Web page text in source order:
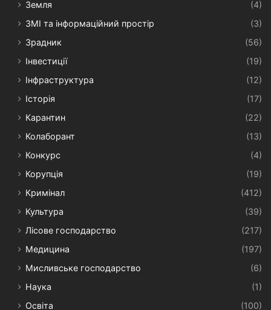
Земля
(4)
ЗМІ та інформаційний простір
(3)
Зрадник
(56)
Інвестиції
(19)
Інфраструктура
(12)
Історія
(17)
Карантин
(22)
Колаборант
(13)
Конкурс
(4)
Корупція
(19)
Кримінал
(412)
Культура
(39)
Лісове господарство
(217)
Медицина
(197)
Мисливське господарство
(6)
Наука
(1)
Освіта
(100)